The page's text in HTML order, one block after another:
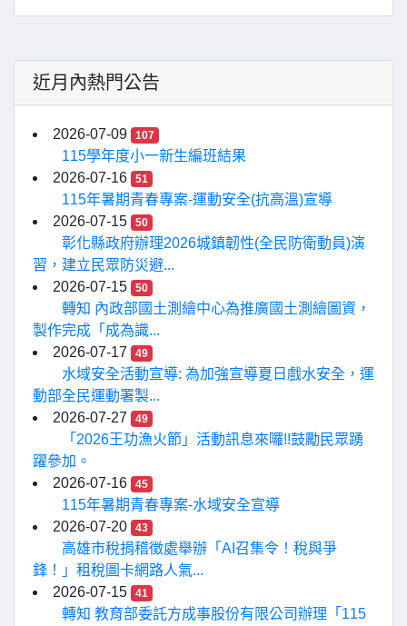
近月內熱門公告
2026-07-09 107
115學年度小一新生編班結果
2026-07-16
51
115年暑期青春專案-運動安全(抗高溫)宣導
2026-07-15
50
彰化縣政府辦理2026城鎮韌性(全民防衛動員)演
習，建立民眾防災避...
2026-07-15
50
轉知 內政部國土測繪中心為推廣國土測繪圖資，
製作完成「成為識...
2026-07-17
49
水域安全活動宣導: 為加強宣導夏日戲水安全，運
動部全民運動署製...
2026-07-27
49
「2026王功漁火節」活動訊息來囉!!鼓勵民眾踴
躍參加。
2026-07-16
45
115年暑期青春專案-水域安全宣導
2026-07-20
43
高雄市稅捐稽徵處舉辦「AI召集令！稅與爭
鋒！」租稅圖卡網路人氣...
2026-07-15
41
轉知 教育部委託方成事股份有限公司辦理「115